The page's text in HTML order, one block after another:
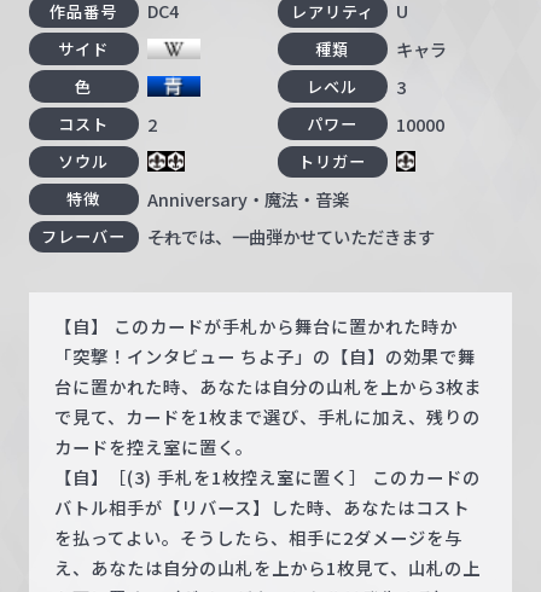
作品番号 DC4 レアリティ U
サイド 種類 キャラ
色 レベル 3
コスト 2 パワー 10000
ソウル
トリガー
特徴
Anniversary・魔法・音楽
フレーバー ――それでは、一曲弾かせていただきます
【自】 このカードが手札から舞台に置かれた時か
「突撃！インタビュー ちよ子」の【自】の効果で舞
台に置かれた時、あなたは自分の山札を上から3枚ま
で見て、カードを1枚まで選び、手札に加え、残りの
カードを控え室に置く。
【自】［(3) 手札を1枚控え室に置く］ このカードの
バトル相手が【リバース】した時、あなたはコスト
を払ってよい。そうしたら、相手に2ダメージを与
え、あなたは自分の山札を上から1枚見て、山札の上